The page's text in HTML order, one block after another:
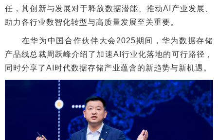
任，其创新与发展对于释放数据潜能、推动AI产业发展、
助力各行业数智化转型与高质量发展至关重要。
在华为中国合作伙伴大会2025期间，华为数据存储
产品线总裁周跃峰介绍了加速AI行业化落地的可行路径，
同时分享了AI时代数据存储产业蕴含的新趋势与新机遇。